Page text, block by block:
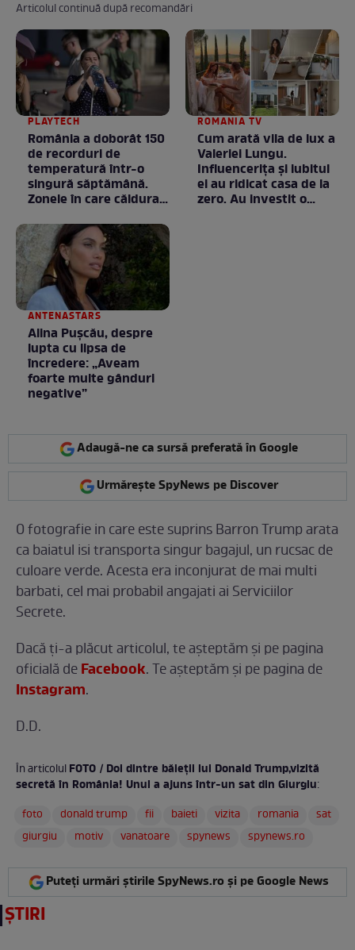
Articolul continuă după recomandări
PLAYTECH
România a doborât 150
de recorduri de
temperatură într-o
singură săptămână.
Zonele în care căldura a
neobișnuite
ROMANIA TV
Cum arată vila de lux a
Valeriei Lungu.
Influencerița și iubitul
ei au ridicat casa de la
zero. Au investit o
ANTENASTARS
Alina Pușcău, despre
lupta cu lipsa de
încredere: „Aveam
foarte multe gânduri
negative”
Adaugă-ne ca sursă preferată în Google
Urmărește SpyNews pe Discover
O fotografie in care este suprins Barron Trump arata
ca baiatul isi transporta singur bagajul, un rucsac de
culoare verde. Acesta era inconjurat de mai multi
barbati, cel mai probabil angajati ai Serviciilor
Secrete.
Dacă ți-a plăcut articolul, te așteptăm și pe pagina
oficială deFacebook. Te aşteptăm şi pe pagina de
Instagram.
D.D.
În articolulFOTO / Doi dintre băieţii lui Donald Trump,vizită
secretă în România! Unul a ajuns într-un sat din Giurgiu:
foto
donald trump fii baieti vizita romania
sat
giurgiu
motiv vanatoare spynews spynews.ro
Puteți urmări știrile SpyNews.ro și pe Google News
ȘTIRI